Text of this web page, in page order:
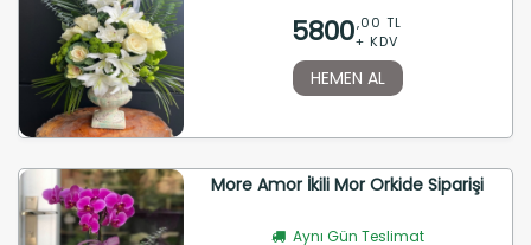
5800,00 TL
+ KDV
HEMEN AL
More Amor İkili Mor Orkide Siparişi
Aynı Gün Teslimat